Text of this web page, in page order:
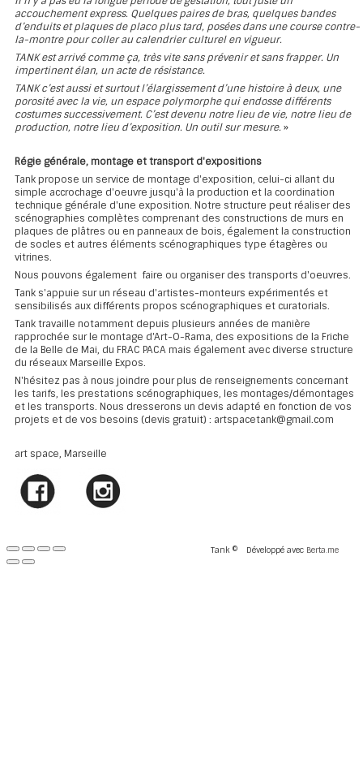
accouchement express. Quelques paires de bras, quelques bandes
d’enduits et plaques de placo plus tard, posées dans une course contre-
la-montre pour coller au calendrier culturel en vigueur.
TANK est arrivé comme ça, très vite sans prévenir et sans frapper. Un
impertinent élan, un acte de résistance.
TANK c’est aussi et surtout l’élargissement d’une histoire à deux, une
porosité avec la vie, un espace polymorphe qui endosse différents
costumes successivement. C’est devenu notre lieu de vie, notre lieu de
production, notre lieu d’exposition. Un outil sur mesure. »
Régie générale, montage et transport d'expositions
Tank propose un service de montage d'exposition, celui-ci allant du
simple accrochage d'oeuvre jusqu'à la production et la coordination
technique générale d'une exposition. Notre structure peut réaliser des
scénographies complètes comprenant des constructions de murs en
plaques de plâtres ou en panneaux de bois, également la construction
de socles et autres éléments scénographiques type étagères ou
vitrines.
Nous pouvons également faire ou organiser des transports d'oeuvres.
Tank s'appuie sur un réseau d'artistes-monteurs expérimentés et
sensibilisés aux différents propos scénographiques et curatorials.
Tank travaille notamment depuis plusieurs années de manière
rapprochée sur le montage d'Art-O-Rama, des expositions de la Friche
de la Belle de Mai, du FRAC PACA mais également avec diverse structure
du réseaux Marseille Expos.
N'hésitez pas à nous joindre pour plus de renseignements concernant
les tarifs, les prestations scénographiques, les montages/démontages
et les transports. Nous dresserons un devis adapté en fonction de vos
projets et de vos besoins (devis gratuit) : artspacetank@gmail.com
art space, Marseille
Développé avec Berta.me
Tank ©